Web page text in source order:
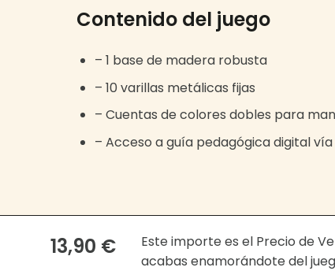
Contenido del juego
– 1 base de madera robusta
– 10 varillas metálicas fijas
– Cuentas de colores dobles para
– Acceso a guía pedagógica digital vía
13,90 € Este importe es el Precio de
acabas enamorándote del